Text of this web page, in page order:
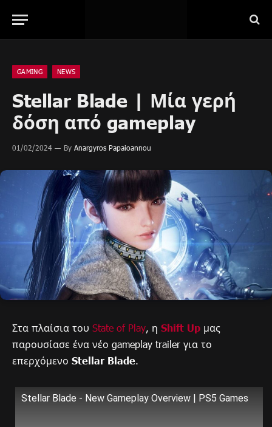
GAMING NEWS
Stellar Blade | Μία γερή
δόση από gameplay
01/02/2024 By Anargyros Papaioannou
Στα πλαίσια του State of Play, η Shift Up μας
παρουσίασε ένα νέο gameplay trailer για το
επερχόμενο Stellar Blade.
Stellar Blade - New Gameplay Overview | PS5 Games